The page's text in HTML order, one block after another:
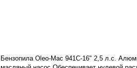
Бензопила Oleo-Mac 941C-16" 2,5 л.с.